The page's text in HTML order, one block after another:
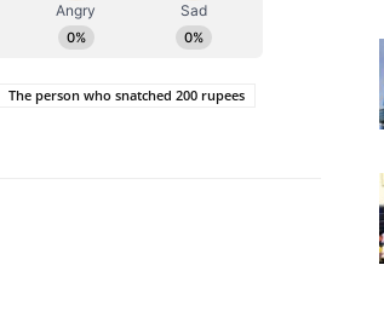
The person who snatched 200 rupees